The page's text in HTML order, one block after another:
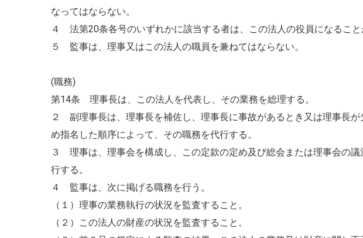
なってはならない。
４ 法第20条各号のいずれかに該当する者は、この法人の役員になること
５ 監事は、理事又はこの法人の職員を兼ねてはならない。
(職務)
第14条 理事長は、この法人を代表し、その業務を総理する。
２ 副理事長は、理事長を補佐し、理事長に事故があるとき又は理事長
め指名した順序によって、その職務を代行する。
３ 理事は、理事会を構成し、この定款の定め及び総会または理事会の
行する。
４ 監事は、次に掲げる職務を行う。
（１）理事の業務執行の状況を監査すること。
（２）この法人の財産の状況を監査すること。